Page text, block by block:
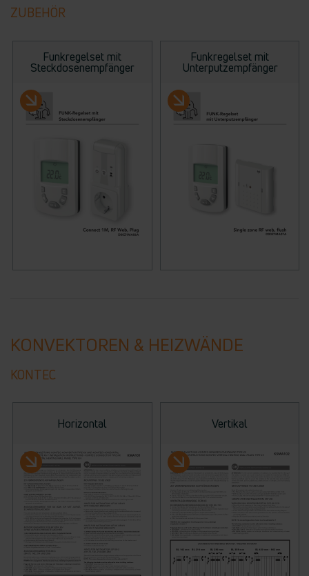
ZUBEHÖR
Funkregelset mit
Steckdosenempfänger
Funkregelset mit
Unterputzempfänger
KONVEKTOREN & HEIZWÄNDE
KONTEC
Horizontal Vertikal